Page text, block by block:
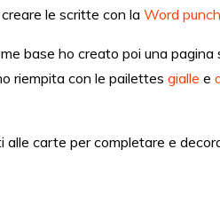
le scritte con la Word
base ho creato poi una pagina
riempita con le pailettes gialle e
alle carte per completare e